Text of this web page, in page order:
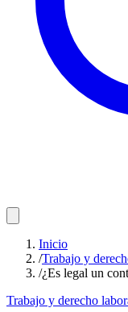
Inicio
/Trabajo y
/¿Es legal un
Trabajo y derecho